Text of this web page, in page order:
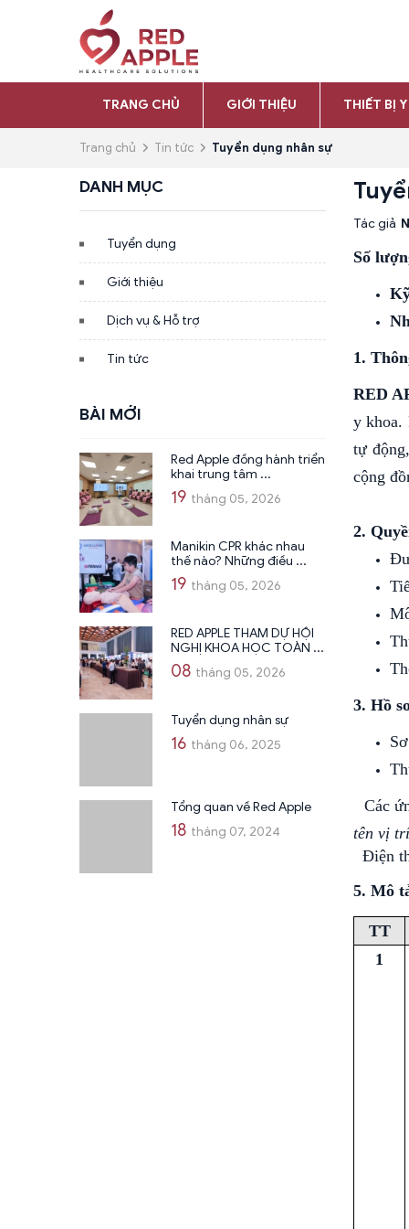
TRANG CHỦ GIỚI THIỆU THIẾT BỊ
Trang chủ Tin tức Tuyển dụng nhân sự
DANH MỤC
Tuyển dụng
Giới thiệu
Dịch vụ & Hỗ trợ
Tin tức
BÀI MỚI
Red Apple đồng hành triển
khai trung tâm ...
19 tháng 05, 2026
Manikin CPR khác nhau
thế nào? Những điều ...
19 tháng 05, 2026
RED APPLE THAM DỰ HỘI
NGHỊ KHOA HỌC TOÀN ...
08 tháng 05, 2026
Tuyển dụng nhân sự
16 tháng 06, 2025
Tổng quan về Red Apple
18 tháng 07, 2024
Tác giả
Số
1.
RED
y khoa.
tự
cộng
2.
3. Hồ
Các
tên vị
Điện
5. Mô
TT
1